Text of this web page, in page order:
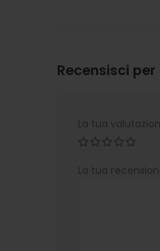
Recensisci
La tua
La tua